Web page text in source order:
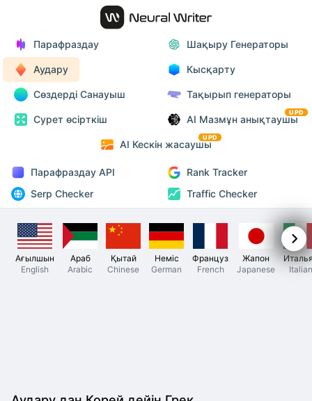
Парафраздау Шақыру Генераторы
Аудару Кысқарту
Сөздерді Санауыш Тақырып генераторы
Сурет өсірткіш AI Мазмұн анықтаушы
UPD
AI Кескін жасаушы
UPD
Парафраздау API
Rank Tracker
Serp Checker
Traffic Checker
Ағылшын
English
Араб
Arabic
Қытай
Chinese
Неміс
German
Француз
French
Жапон
Japanese
Italian